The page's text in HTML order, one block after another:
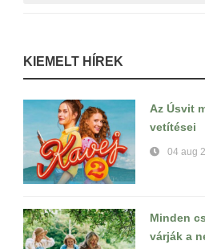
KIEMELT HÍREK
Az Úsvit
vetítései
04 aug
Minden
várják a